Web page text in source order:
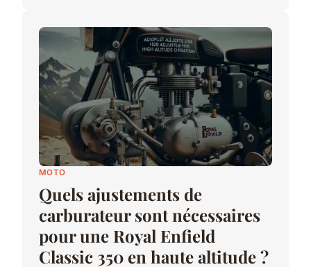
MOTO
Quels ajustements de
carburateur sont nécessaires
pour une Royal Enfield
Classic 350 en haute altitude ?